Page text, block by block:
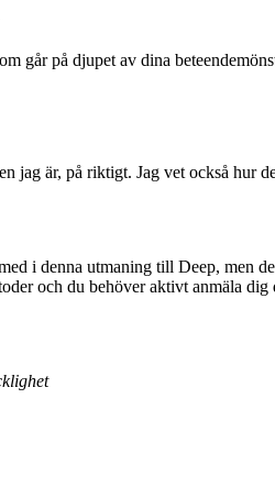
går på djupet av dina
jag är, på riktigt. Jag vet också hur
i denna utmaning till Deep, men
och du behöver aktivt anmäla dig